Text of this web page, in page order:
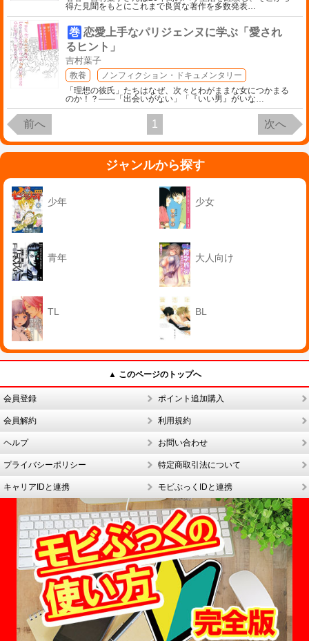
得た見聞をもとにこれまで良質な著作を多数発表…
巻 恋愛上手なパリジェンヌに学ぶ「愛され
るヒント」
吉村葉子
教養
ノンフィクション・ドキュメンタリー
「理想の彼氏」たちはなぜ、次々とわがままな女につかまる
のか！？――「出会いがない」「『いい男』がいな…
前へ 1 次へ
ジャンルから探す
少年 少女
青年 大人向け
TL BL
▲ このページのトップへ
会員登録 ポイント追加購入
会員解約 利用規約
ヘルプ お問い合わせ
プライバシーポリシー 特定商取引法について
キャリアIDと連携 モビぶっくIDと連携